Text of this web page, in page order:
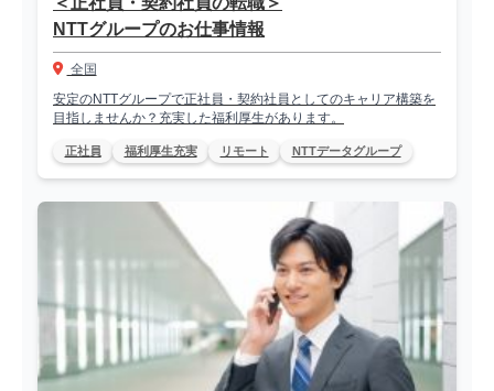
NTTグループのお仕事情報
全国
安定のNTTグループで正社員・契約社員としてのキャリア構築を
目指しませんか？充実した福利厚生があります。
正社員 福利厚生充実 リモート NTTデータグループ